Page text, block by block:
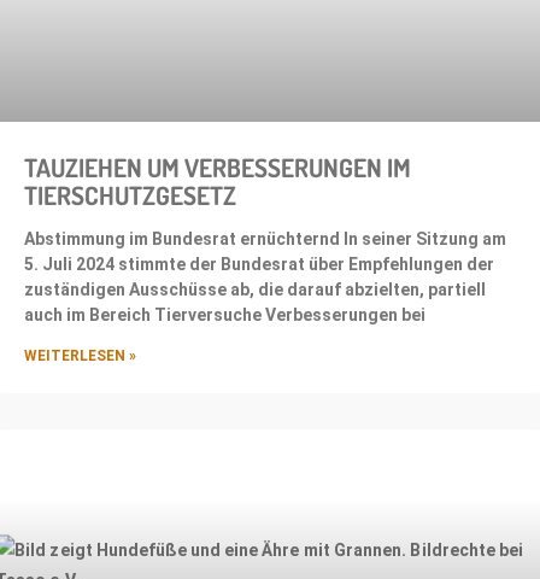
TAUZIEHEN UM VERBESSERUNGEN IM
TIERSCHUTZGESETZ
Abstimmung im Bundesrat ernüchternd In seiner Sitzung am
5. Juli 2024 stimmte der Bundesrat über Empfehlungen der
zuständigen Ausschüsse ab, die darauf abzielten, partiell
auch im Bereich Tierversuche Verbesserungen bei
WEITERLESEN »